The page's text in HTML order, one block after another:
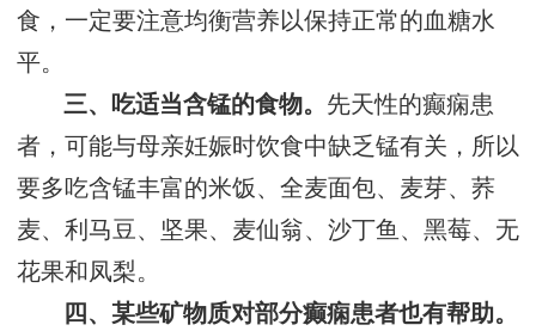
食，一定要注意均衡营养以保持正常的血糖水
平。
三、吃适当含锰的食物。 先天性的癫痫患
者，可能与母亲妊娠时饮食中缺乏锰有关，所以
要多吃含锰丰富的米饭、全麦面包、麦芽、荞
麦、利马豆、坚果、麦仙翁、沙丁鱼、黑莓、无
花果和凤梨。
四、某些矿物质对部分癫痫患者也有帮助。